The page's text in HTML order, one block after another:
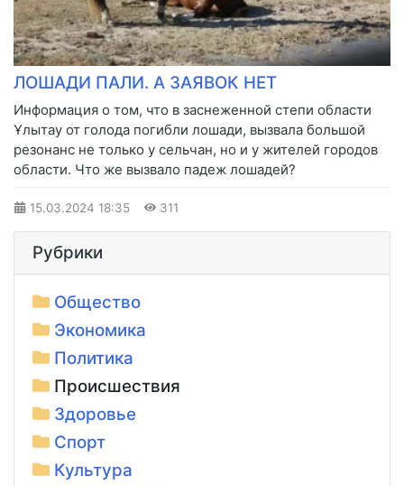
ЛОШАДИ ПАЛИ. А ЗАЯВОК НЕТ
Информация о том, что в заснеженной степи области
Ұлытау от голода погибли лошади, вызвала большой
резонанс не только у сельчан, но и у жителей городов
области. Что же вызвало падеж лошадей?
15.03.2024 18:35 311
Рубрики
Общество
Экономика
Политика
Происшествия
Здоровье
Спорт
Культура